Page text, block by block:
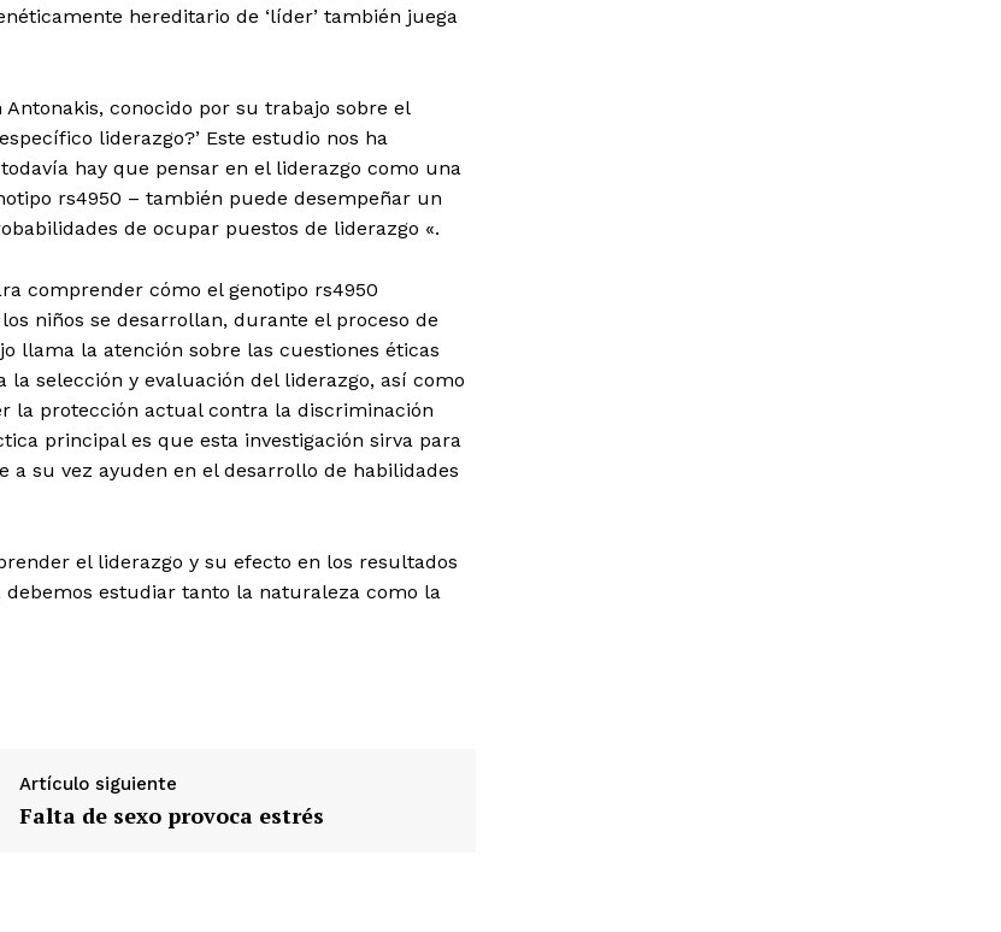
hereditario de ‘líder’ también juega
Antonakis, conocido por su trabajo sobre el
liderazgo?’ Este estudio nos ha
hay que pensar en el liderazgo como una
rs4950 – también puede desempeñar un
de ocupar puestos de liderazgo «.
comprender cómo el genotipo rs4950
niños se desarrollan, durante el proceso de
llama la atención sobre las cuestiones éticas
selección y evaluación del liderazgo, así como
la protección actual contra la discriminación
principal es que esta investigación sirva para
su vez ayuden en el desarrollo de habilidades
el liderazgo y su efecto en los resultados
estudiar tanto la naturaleza como la
Artículo siguiente
Falta de sexo provoca estrés